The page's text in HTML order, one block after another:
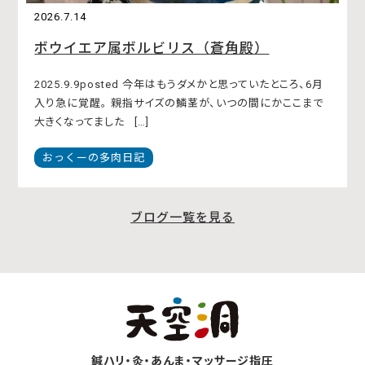
2026.7.14
ボウイエア属ボルビリス（蒼角殿）
2025.9.9posted 今年はもうダメかと思っていたところ、6月
入り急に覚醒。 親指サイズの鱗茎が、いつの間にかここまで
大きくなってました […]
おっくーの多肉日記
ブログ一覧を見る
鍼ハリ・灸・あんま・マッサージ指圧